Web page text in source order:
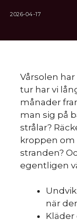
2026-04-17
Vårsolen
tur har vi
månader
man sig på
strålar?
kroppen om
stranden?
egentligen
Undvik
när
Kläder